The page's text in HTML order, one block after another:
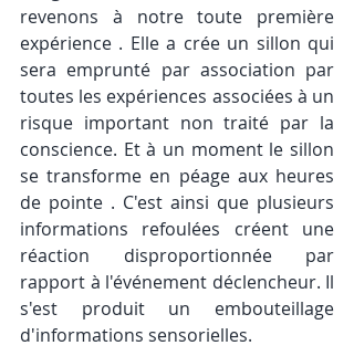
revenons à notre toute première
expérience . Elle a crée un sillon qui
sera emprunté par association par
toutes les expériences associées à un
risque important non traité par la
conscience. Et à un moment le sillon
se transforme en péage aux heures
de pointe . C'est ainsi que plusieurs
informations refoulées créent une
réaction disproportionnée par
rapport à l'événement déclencheur. Il
s'est produit un embouteillage
d'informations sensorielles.